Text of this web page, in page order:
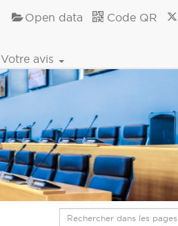
Open data Code QR
Votre avis